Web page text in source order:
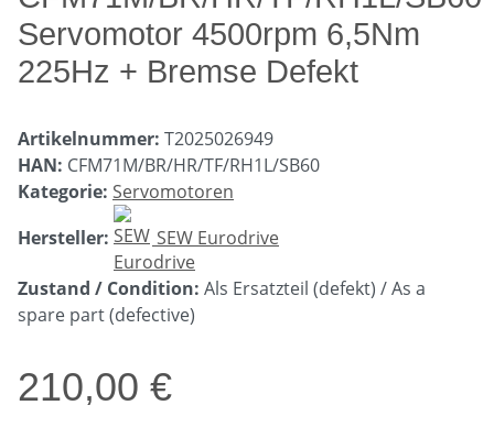
Servomotor 4500rpm 6,5Nm
225Hz + Bremse Defekt
Artikelnummer: T2025026949
HAN: CFM71M/BR/HR/TF/RH1L/SB60
Kategorie: Servomotoren
Hersteller:
SEW Eurodrive
Zustand / Condition: Als Ersatzteil (defekt) / As a
spare part (defective)
210,00 €